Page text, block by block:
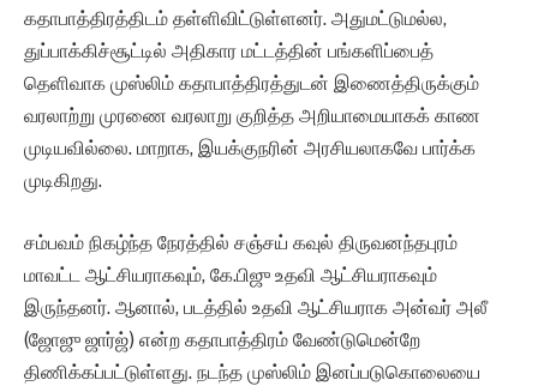
கதாபாத்திரத்திடம் தள்ளிவிட்டுள்ளனர். அதுமட்டுமல்ல,
துப்பாக்கிச்சூட்டில் அதிகார மட்டத்தின் பங்களிப்பைத்
தெளிவாக முஸ்லிம் கதாபாத்திரத்துடன் இணைத்திருக்கும்
வரலாற்று முரணை வரலாறு குறித்த அறியாமையாகக் காண
முடியவில்லை. மாறாக, இயக்குநரின் அரசியலாகவே பார்க்க
முடிகிறது.
சம்பவம் நிகழ்ந்த நேரத்தில் சஞ்சய் கவுல் திருவனந்தபுரம்
மாவட்ட ஆட்சியராகவும், கே.பிஜு உதவி ஆட்சியராகவும்
இருந்தனர். ஆனால், படத்தில் உதவி ஆட்சியராக அன்வர் அலீ
(ஜோஜு ஜார்ஜ்) என்ற கதாபாத்திரம் வேண்டுமென்றே
திணிக்கப்பட்டுள்ளது. நடந்த முஸ்லிம் இனப்படுகொலையை